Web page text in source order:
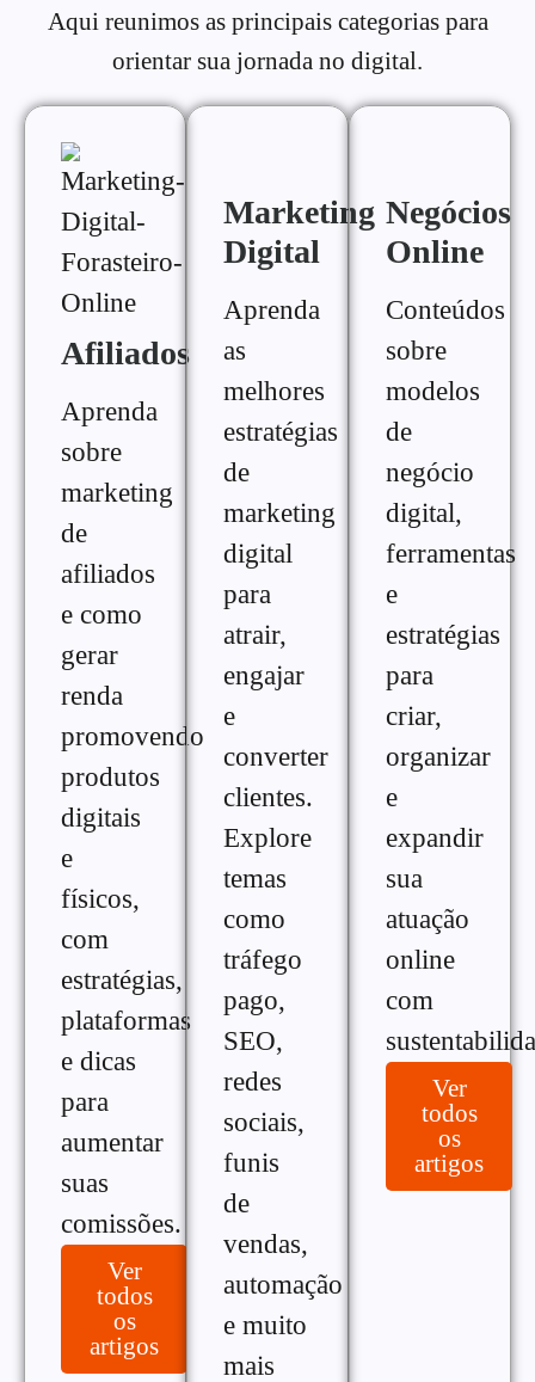
Aqui reunimos as principais categorias para
orientar sua jornada no digital.
Afiliados
Aprenda
sobre
marketing
de
afiliados
e como
gerar
renda
promovendo
produtos
digitais
e
físicos,
com
estratégias,
plataformas
e dicas
para
aumentar
suas
comissões.
Ver
todos
os
artigos
Marketing
Digital
Aprenda
as
melhores
estratégias
de
marketing
digital
para
atrair,
engajar
e
converter
clientes.
Explore
temas
como
tráfego
pago,
SEO,
redes
sociais,
funis
de
vendas,
automação
e muito
mais
Negócios
Online
Conteúdos
sobre
modelos
de
negócio
digital,
ferramentas
e
estratégias
para
criar,
organizar
e
expandir
sua
atuação
online
com
Ver
todos
os
artigos